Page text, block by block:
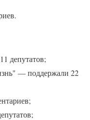
депутатов;
— поддержали 22